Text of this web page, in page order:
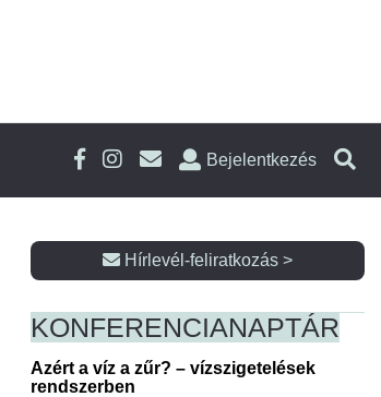
Bejelentkezés
Hírlevél-feliratkozás >
KONFERENCIANAPTÁR
Azért a víz a zűr? – vízszigetelések
rendszerben